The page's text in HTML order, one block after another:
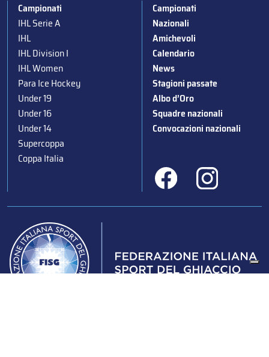
Campionati
IHL Serie A
IHL
IHL Division I
IHL Women
Para Ice Hockey
Under 19
Under 16
Under 14
Supercoppa
Coppa Italia
Campionati
Nazionali
Amichevoli
Calendario
News
Stagioni passate
Albo d’Oro
Squadre nazionali
Convocazioni nazionali